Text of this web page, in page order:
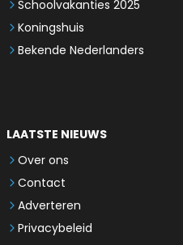
Schoolvakanties 2025
Koningshuis
Bekende Nederlanders
LAATSTE NIEUWS
Over ons
Contact
Adverteren
Privacybeleid